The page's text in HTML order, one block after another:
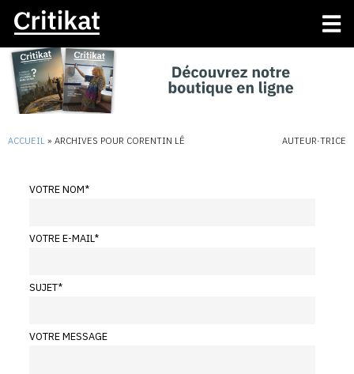
ACCUEIL » ARCHIVES POUR CORENTIN LÊ AUTEUR·TRICE
VOTRE NOM*
VOTRE E-MAIL*
SUJET*
VOTRE MESSAGE